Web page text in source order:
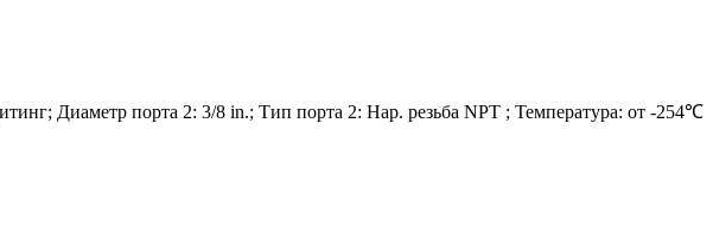
Диаметр порта 2: 3/8 in.; Тип порта 2: Нар. резьба NPT ; Температура: от -254℃